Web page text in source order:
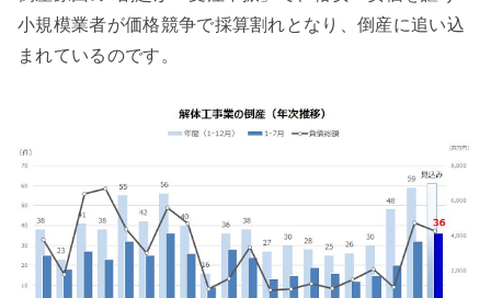
小規模業者が価格競争で採算割れとなり、倒産に追い込
まれているのです。